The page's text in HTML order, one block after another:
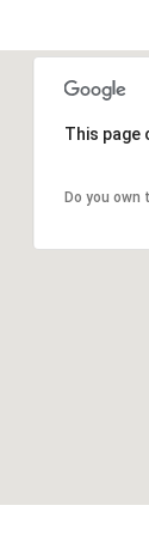
This page
Do you